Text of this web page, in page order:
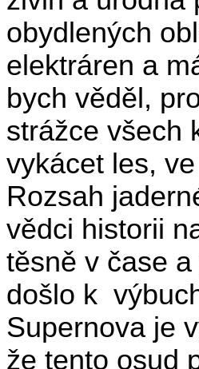
obydlených
elektráren a
bych věděl,
strážce všech
vykácet les,
Rozsah
vědci historii
těsně v čase
došlo k
Supernova je
že tento osud